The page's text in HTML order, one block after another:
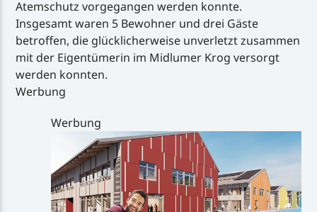
Atemschutz vorgegangen werden konnte.
Insgesamt waren 5 Bewohner und drei Gäste
betroffen, die glücklicherweise unverletzt zusammen
mit der Eigentümerin im Midlumer Krog versorgt
werden konnten.
Werbung
Werbung